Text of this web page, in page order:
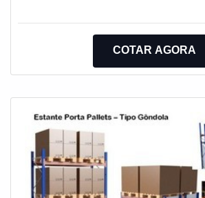
demandas. Tudo isso, somado a uma
multidisciplinar de consultores
profissionais com vasta experiência
atuação, garante uma entrega de
COTAR AGORA